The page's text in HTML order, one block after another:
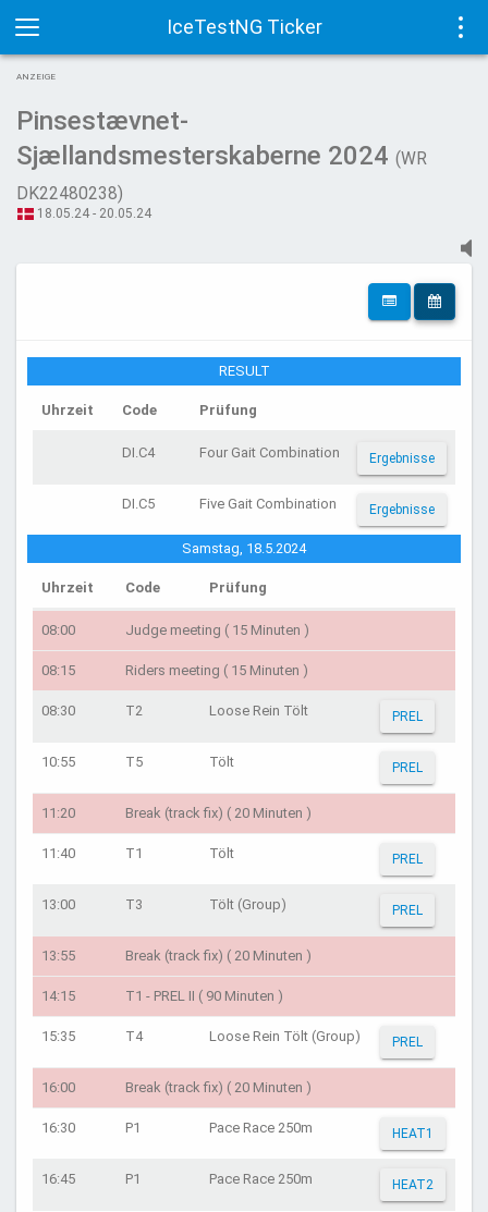
IceTestNG Ticker
Toggle
navigation
ANZEIGE
Pinsestævnet-
Sjællandsmesterskaberne 2024 (WR
DK22480238)
18.05.24 - 20.05.24
RESULT
Uhrzeit Code Prüfung
DI.C4 Four Gait Combination Ergebnisse
DI.C5 Five Gait Combination Ergebnisse
Samstag, 18.5.2024
Uhrzeit Code Prüfung
08:00 Judge meeting ( 15 Minuten )
08:15 Riders meeting ( 15 Minuten )
08:30 T2 Loose Rein Tölt PREL
10:55 T5 Tölt PREL
11:20 Break (track fix) ( 20 Minuten )
11:40 T1 Tölt PREL
13:00 T3 Tölt (Group) PREL
13:55 Break (track fix) ( 20 Minuten )
14:15 T1 - PREL II ( 90 Minuten )
15:35 T4 Loose Rein Tölt (Group) PREL
16:00 Break (track fix) ( 20 Minuten )
16:30 P1 Pace Race 250m HEAT1
16:45 P1 Pace Race 250m HEAT2